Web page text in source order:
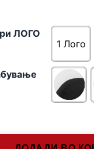
ЛОГО
1 Лого